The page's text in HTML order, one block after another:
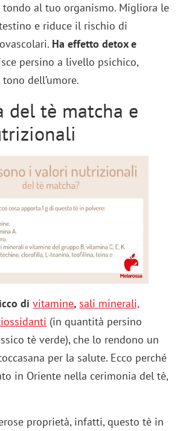
al tuo organismo. Migliora le
e riduce il rischio di
Ha effetto detox e
persino a livello psichico,
dell’umore.
del tè matcha e
divitamine, sali minerali,
(in quantità persino
tè verde), che lo rendono un
per la salute. Ecco perché
in Oriente nella cerimonia del tè,
proprietà, infatti, questo tè in